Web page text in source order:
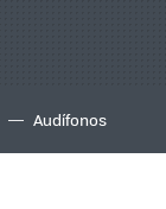
Audífonos